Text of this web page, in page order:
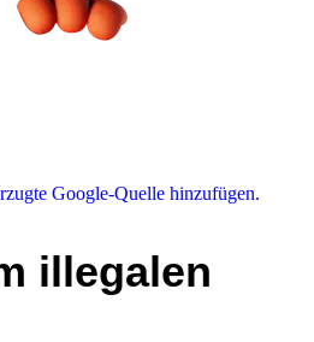
Google-Quelle hinzufügen.
illegalen